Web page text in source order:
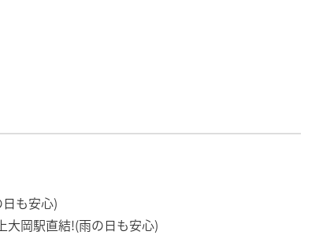
も安心)
大岡駅直結!(雨の日も安心)